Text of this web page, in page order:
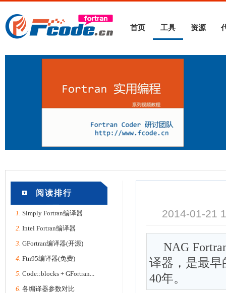
首页 工具 资源
阅读排行
1. Simply Fortran编译器
2. Intel Fortran编译器
3. GFortran编译器(开源)
4. Ftn95编译器(免费)
5. Code::blocks + GFortran...
6. 各编译器参数对比
2014-01-21
NAG
译器，是最早
40年。